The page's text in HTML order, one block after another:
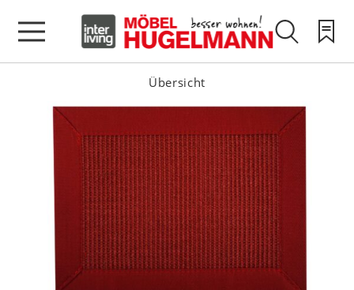
Übersicht